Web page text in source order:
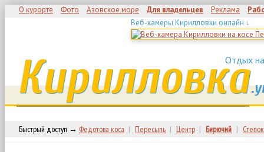
О курорте Фото Азовское море Для владельцев Реклама
Веб-камеры Кирилловки онлайн ↓
Отдых
Кирилловка
Быстрый доступ → Федотова коса | Пересыпь | Центр | Бирючий | Степок